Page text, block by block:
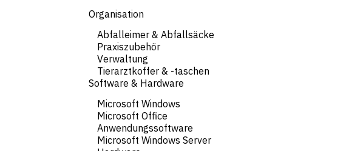
Organisation
Abfalleimer & Abfallsäcke
Praxiszubehör
Verwaltung
Tierarztkoffer & -taschen
Software & Hardware
Microsoft Windows
Microsoft Office
Anwendungssoftware
Microsoft Windows Server